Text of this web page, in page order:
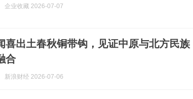
企业收藏 2026-07-07
喜出土春秋铜带钩，见证中原与北方民族
合
新浪财经 2026-07-06